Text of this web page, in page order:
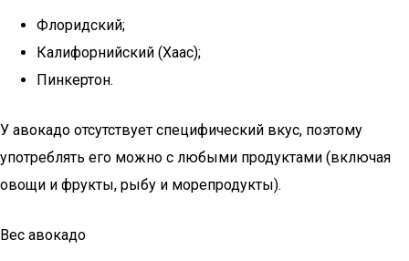
Флоридский;
Калифорнийский (Хаас);
Пинкертон.
У авокадо отсутствует специфический вкус, поэтому
употреблять его можно с любыми продуктами (включая
овощи и фрукты, рыбу и морепродукты).
Вес авокадо